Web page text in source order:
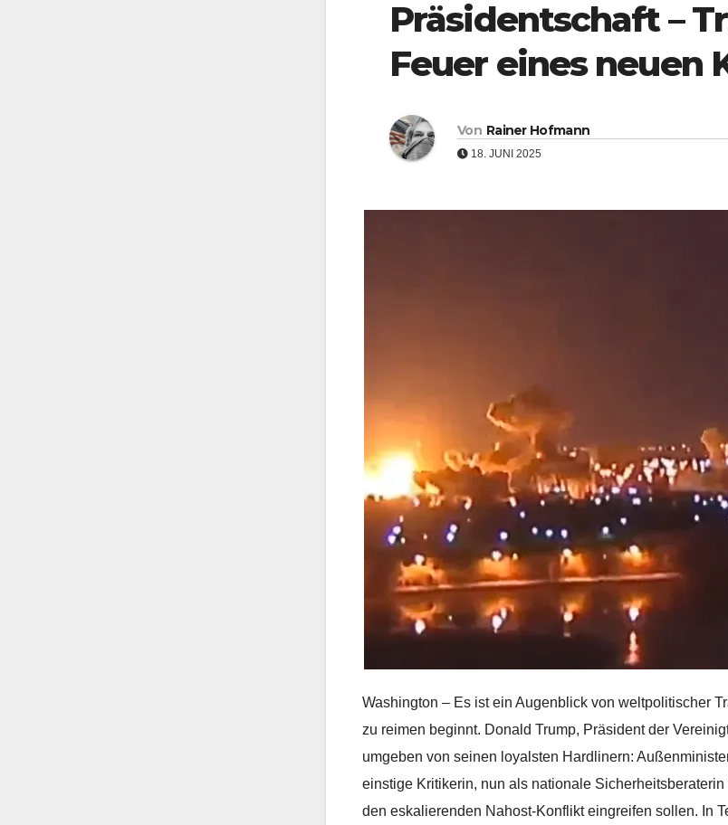
Präsidentschaft –
Feuer eines neuen
Von Rainer Hofmann
18. JUNI 2025
Washington – Es ist ein Augenblick von weltpolitischer
zu reimen beginnt. Donald Trump, Präsident der
umgeben von seinen loyalsten Hardlinern:
einstige Kritikerin, nun als nationale
den eskalierenden Nahost-Konflikt eingreifen sollen. In